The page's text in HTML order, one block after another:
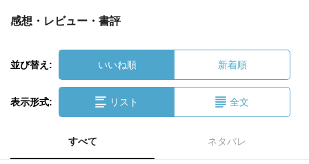
感想・レビュー・書評
並び替え: いいね順 新着順
表示形式: リスト 全文
すべて ネタバレ